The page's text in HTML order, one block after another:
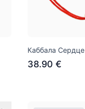
Каббала Сердце
38.90 €